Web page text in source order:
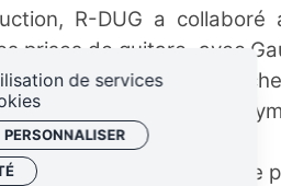
R-DUG a collaboré
prises de guitare, avec
Méléo pour la
grues en plein envol,
officiellement comme
de services
PERSONNALISER